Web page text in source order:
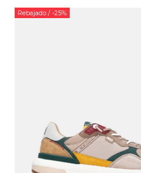
Rebajado / -25%